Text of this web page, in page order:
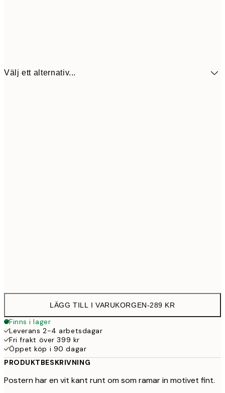
Välj ett alternativ...
LÄGG TILL I VARUKORGEN-289 KR
Finns i lager
Leverans 2-4 arbetsdagar
Fri frakt över 399 kr
Öppet köp i 90 dagar
PRODUKTBESKRIVNING
Postern har en vit kant runt om som ramar in motivet fint.